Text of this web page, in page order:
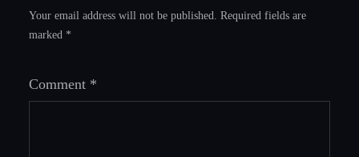
Your email address will not be published. Required fields are
marked *
Comment *